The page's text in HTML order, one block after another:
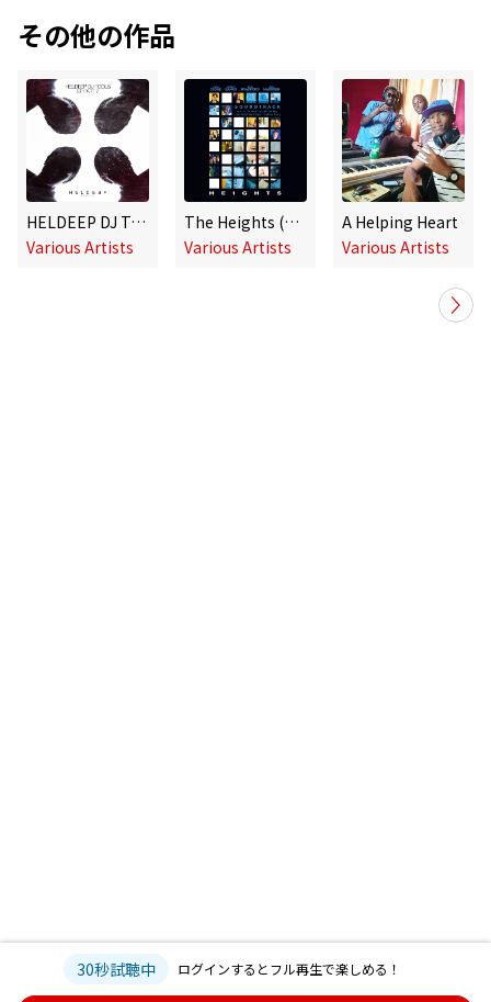
その他の作品
HELDEEP DJ Tools, Pt. 7 - EP
Various Artists
The Heights (Original Soundtrack)
Various Artists
A Helping Heart
Various Artists
30秒試聴中 ログインするとフル再生で楽しめる！